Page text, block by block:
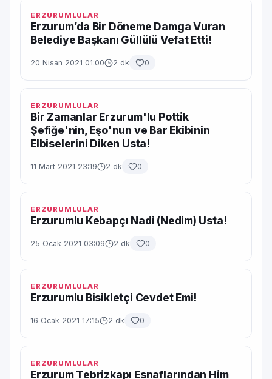
ERZURUMLULAR
Erzurum’da Bir Döneme Damga Vuran
Belediye Başkanı Güllülü Vefat Etti!
20 Nisan 2021 01:00 2 dk 0
ERZURUMLULAR
Bir Zamanlar Erzurum'lu Pottik
Şefiğe'nin, Eşo'nun ve Bar Ekibinin
Elbiselerini Diken Usta!
11 Mart 2021 23:19 2 dk 0
ERZURUMLULAR
Erzurumlu Kebapçı Nadi (Nedim) Usta!
25 Ocak 2021 03:09 2 dk 0
ERZURUMLULAR
Erzurumlu Bisikletçi Cevdet Emi!
16 Ocak 2021 17:15 2 dk 0
ERZURUMLULAR
Erzurum Tebrizkapı Esnaflarından Him